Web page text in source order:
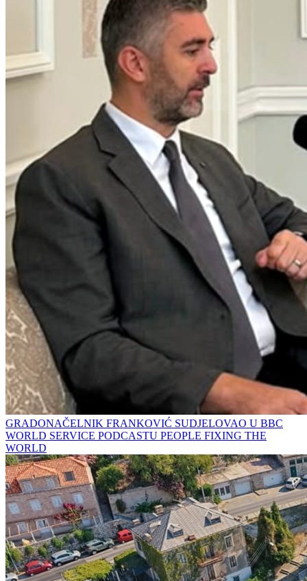
GRADONAČELNIK FRANKOVIĆ SUDJELOVAO U BBC
WORLD SERVICE PODCASTU PEOPLE FIXING THE
WORLD